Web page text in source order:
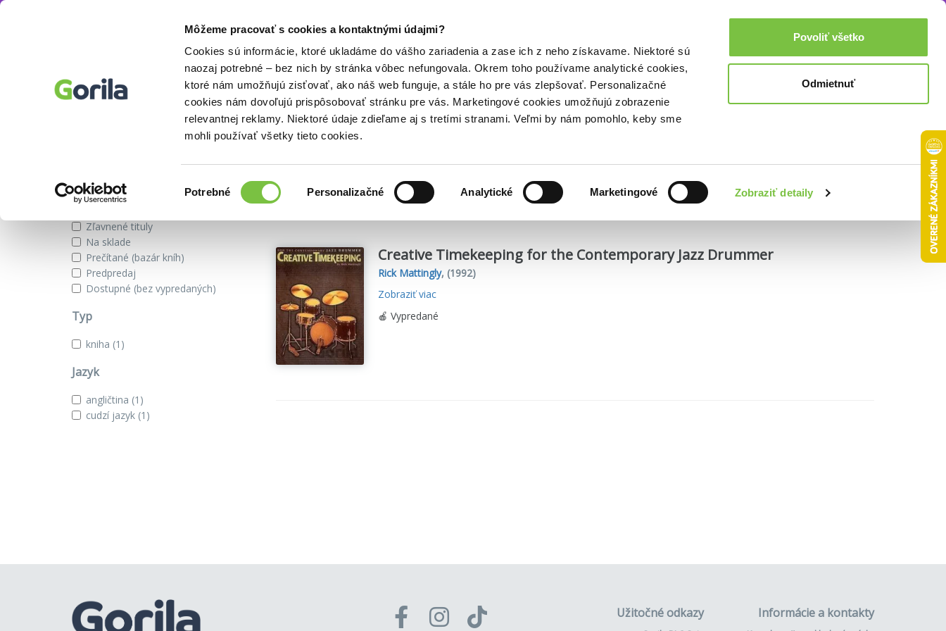
Môžeme pracovať s cookies a kontaktnými údajmi?
Cookies sú informácie, ktoré ukladáme do vášho zariadenia a zase ich z neho získavame. Niektoré sú
naozaj potrebné – bez nich by stránka vôbec nefungovala. Okrem toho používame analytické cookies,
ktoré nám umožňujú zisťovať, ako náš web funguje, a stále ho pre vás zlepšovať. Personalizačné
cookies nám dovoľujú prispôsobovať stránku pre vás. Marketingové cookies umožňujú zobrazenie
relevantnej reklamy. Niektoré údaje zdieľame aj s tretími stranami. Veľmi by nám pomohlo, keby sme
mohli používať všetky tieto cookies.
súhlasu
Potrebné Personalizačné Analytické Marketingové Zobraziť detaily
Povoliť všetko
Odmietnuť
Doplnky Prihlásenie 0,00€
Rick Mattingly Akcie a zľavy
Knihy autora Rick Mattingly
Zobraziť iba
Zľavnené tituly
Na sklade
Prečítané (bazár kníh)
Predpredaj
Dostupné (bez vypredaných)
Typ
kniha (1)
Jazyk
angličtina (1)
cudzí jazyk (1)
Našli sme Zoradiť podľa:
Creative Timekeeping for the Contemporary Jazz Drummer
Rick Mattingly, (1992)
Zobraziť viac
🍎 Vypredané
Užitočné odkazy Informácie a kontakty